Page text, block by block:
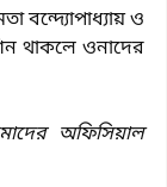
বন্দ্যোপাধ্যায় ও
থাকলে ওনাদের
অফিসিয়াল